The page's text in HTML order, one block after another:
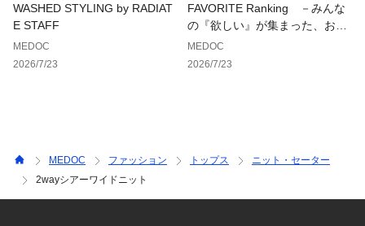
WASHED STYLING by RADIAT
E STAFF
MEDOC
2026/7/23
FAVORITE Ranking －みんな
の『欲しい』が集まった、お気
に入り登録数ランキング－
MEDOC
2026/7/23
MEDOC ファッション トップス
ニット・セーター
2wayシアーワイドニット